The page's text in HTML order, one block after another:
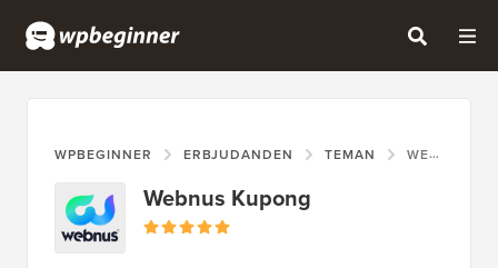
WPBEGINNER ERBJUDANDEN TEMAN WEBNUS KUPONG
Webnus Kupong